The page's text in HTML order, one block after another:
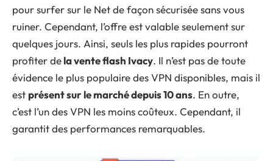
pour surfer sur le Net de façon sécurisée sans vous
ruiner. Cependant, l’offre est valable seulement sur
quelques jours. Ainsi, seuls les plus rapides pourront
profiter dela vente flash Ivacy. Il n’est pas de toute
évidence le plus populaire des VPN disponibles, mais il
est présent sur le marché depuis 10 ans. En outre,
c’est l’un des VPN les moins coûteux. Cependant, il
garantit des performances remarquables.